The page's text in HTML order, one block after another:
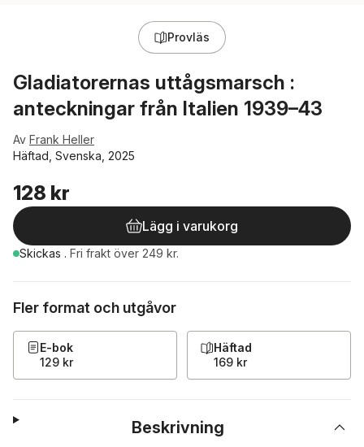
Provläs
Gladiatorernas uttågsmarsch :
anteckningar från Italien 1939–43
Av Frank Heller
Häftad, Svenska, 2025
128 kr
Lägg i varukorg
Skickas . Fri frakt över 249 kr.
Fler format och utgåvor
E-bok
129 kr
Häftad
169 kr
Beskrivning